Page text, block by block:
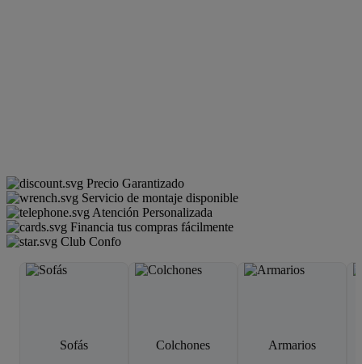
Precio Garantizado
Servicio de montaje disponible
Atención Personalizada
Financia tus compras fácilmente
Club Confo
Sofás Colchones Armarios